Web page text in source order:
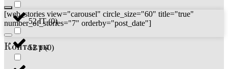
52 IT (0)
52 р (0)
[web_stories view="carousel" circle_size="60" title="true"
number_of_stories="7" orderby="post_date"]
Контакты